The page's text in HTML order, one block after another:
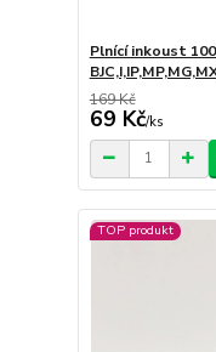
Plnící inkoust
169 Kč
69 Kč/ks
TOP produkt